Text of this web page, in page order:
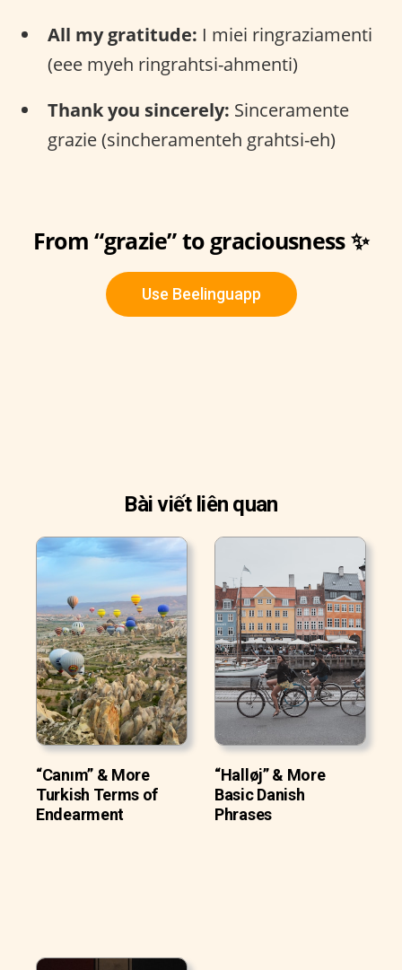
All my gratitude: I miei ringraziamenti
(eee myeh ringrahtsi-ahmenti)
Thank you sincerely: Sinceramente
grazie (sincheramenteh grahtsi-eh)
From “grazie” to graciousness ✨
Use Beelinguapp
Bài viết liên quan
“Canım” & More
Turkish Terms of
Endearment
“Halløj” & More
Basic Danish
Phrases